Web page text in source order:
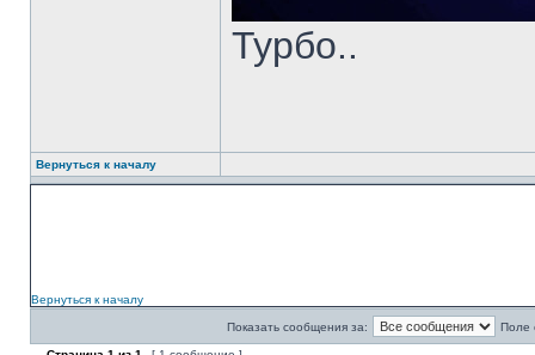
Турбо..
Вернуться к началу
Вернуться к началу
Показать сообщения за: Поле